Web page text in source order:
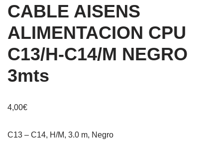
CABLE AISENS
ALIMENTACION CPU
C13/H-C14/M NEGRO
3mts
4,00€
C13 – C14, H/M, 3.0 m, Negro